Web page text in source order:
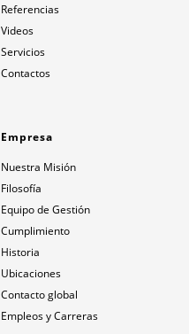
Referencias
Videos
Servicios
Contactos
Empresa
Nuestra Misión
Filosofía
Equipo de Gestión
Cumplimiento
Historia
Ubicaciones
Contacto global
Empleos y Carreras